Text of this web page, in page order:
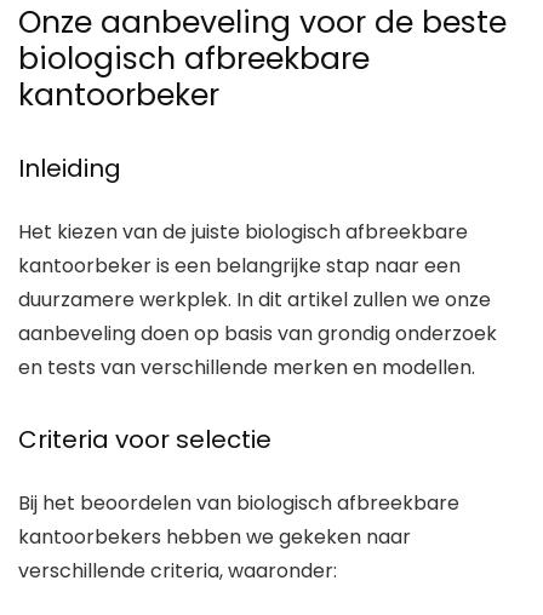
Onze aanbeveling voor de beste
biologisch afbreekbare
kantoorbeker
Inleiding
Het kiezen van de juiste biologisch afbreekbare
kantoorbeker is een belangrijke stap naar een
duurzamere werkplek. In dit artikel zullen we onze
aanbeveling doen op basis van grondig onderzoek
en tests van verschillende merken en modellen.
Criteria voor selectie
Bij het beoordelen van biologisch afbreekbare
kantoorbekers hebben we gekeken naar
verschillende criteria, waaronder: